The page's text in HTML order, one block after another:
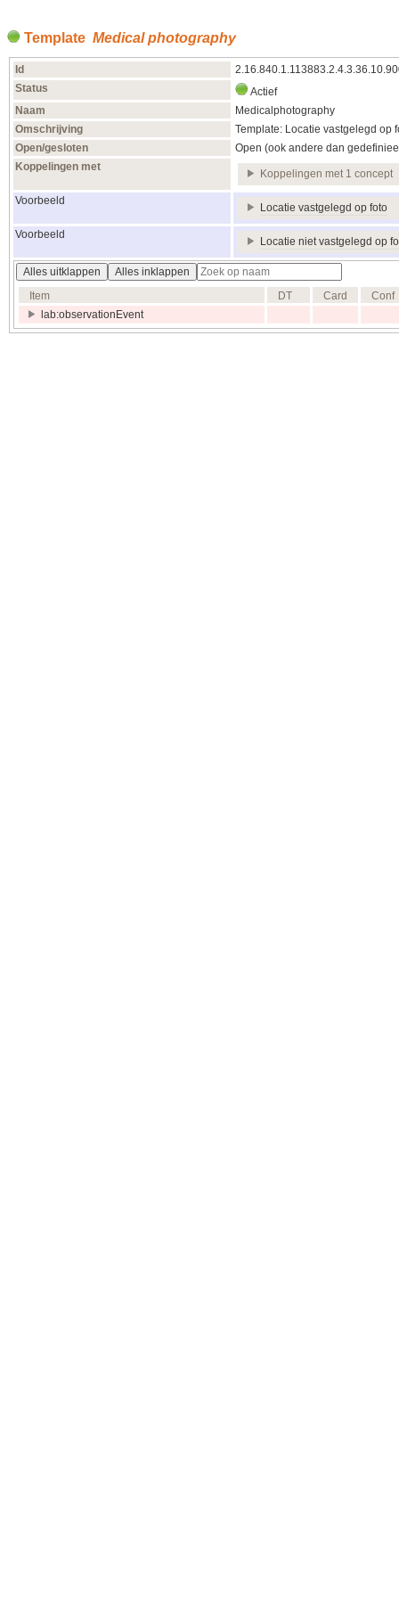
Template Medical photography
Id
Status
Actief
Naam
Medicalphotography
Omschrijving
Template: Locatie vastgelegd op
Open/gesloten
Open (ook andere dan
Koppelingen met
Koppelingen met 1 concept
Voorbeeld
Locatie vastgelegd op foto
Voorbeeld
Locatie niet vastgelegd op
Alles uitklappen
Alles inklappen
Item
DT Card
Conf
lab:observationEvent